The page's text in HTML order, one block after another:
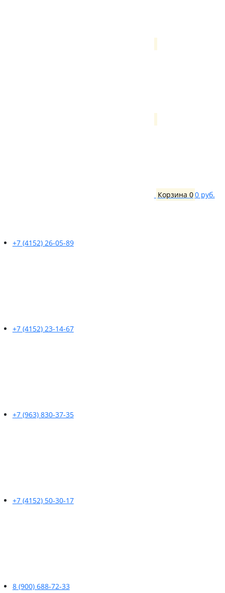
Корзина 00 руб.
+7 (4152) 26-05-89
+7 (4152) 23-14-67
+7 (963) 830-37-35
+7 (4152) 50-30-17
8 (900) 688-72-33